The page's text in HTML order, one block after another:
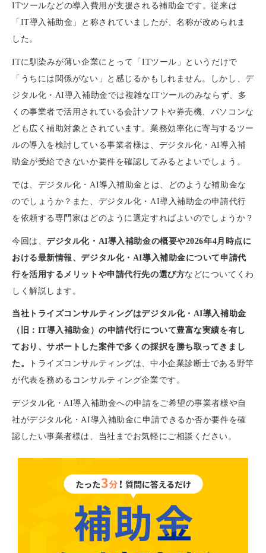
ITツールなどの導入費用が支援される補助金です。従来は
「IT導入補助金」と称されていましたが、名称が改められま
した。
ITに馴染みが薄い企業にとって「ITツール」というだけで
「うちには関係がない」と感じるかもしれません。しかし、デ
ジタル化・AI導入補助金では複雑なITツールのみならず、多
くの事業者で活用されている会計ソフトや券売機、パソコンな
ども広く補助対象とされています。業務効率化に寄与するツー
ルの導入を検討している事業者様は、デジタル化・AI導入補
助金が受給できないか要件を確認してみるとよいでしょう。
では、デジタル化・AI導入補助金とは、どのような補助金な
のでしょうか？また、デジタル化・AI導入補助金の申請代行
を依頼する専門家はどのように選定すればよいのでしょうか？
今回は、デジタル化・AI導入補助金の概要や2026年4月時点に
おける最新情報、デジタル化・AI導入補助金について申請代
行を活用するメリットや申請代行先の選び方などについてくわ
しく解説します。
当社トライズコンサルティングはデジタル化・AI導入補助金
（旧：IT導入補助金）の申請代行について豊富な実績を有し
ており、サポートした案件で多くの採択を勝ち取ってきまし
た。
トライズコンサルティングは、中小企業診断士である野竿
が代表を務めるコンサルティング企業です。
デジタル化・AI導入補助金への申請をご希望の事業者様や自
社がデジタル化・AI導入補助金に申請できるか否か要件を確
認したい事業者様は、当社までお気軽にご相談ください。